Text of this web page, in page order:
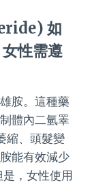
如
性需遵
胺。這種藥
體內二氫睪
縮、頭髮變
能有效減少
，女性使用